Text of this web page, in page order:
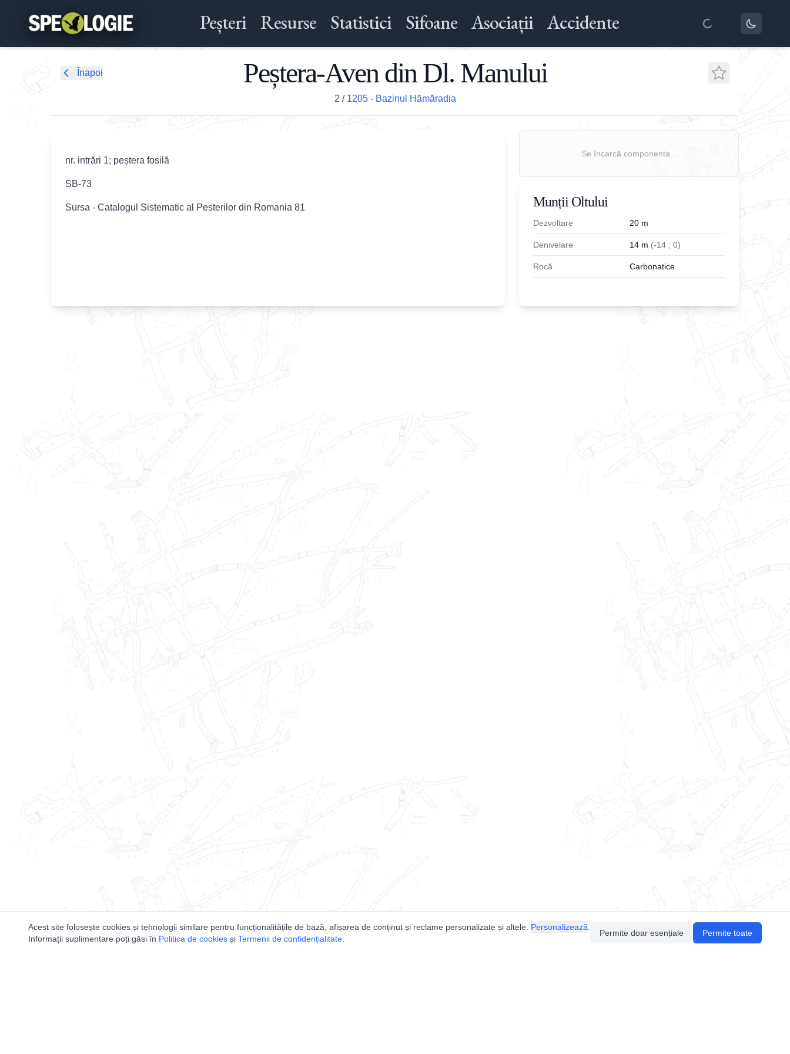
Peșteri Resurse Statistici Sifoane Asociații Accidente
Înapoi Peștera-Aven din Dl. Manului
2 / 1205 - Bazinul Hămăradia
nr. intrări 1; peștera fosilă
SB-73
Sursa - Catalogul Sistematic al Pesterilor din Romania 81
Se încarcă componenta...
Munții Oltului
Dezvoltare 20 m
Denivelare 14 m (-14 ; 0)
Rocă Carbonatice
Acest site folosește cookies și tehnologii similare pentru funcționalitățile de bază, afișarea de conținut și reclame personalizate și altele. Personalizează
Informații suplimentare poți găsi în Politica de cookies și Termenii de confidențialitate
Permite doar esențiale Permite toate